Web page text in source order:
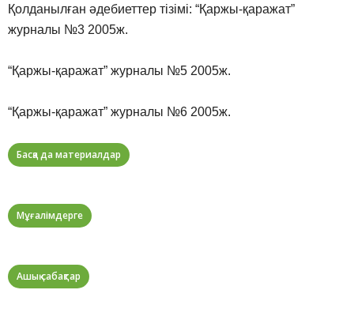
Қолданылған әдебиеттер тізімі: “Қаржы-қаражат”
журналы №3 2005ж.
“Қаржы-қаражат” журналы №5 2005ж.
“Қаржы-қаражат” журналы №6 2005ж.
Басқа да материалдар
Мұғалімдерге
Ашық сабақтар